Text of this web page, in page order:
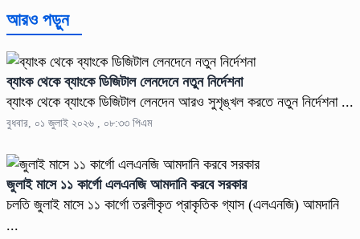
আরও পড়ুন
ব্যাংক থেকে ব্যাংকে ডিজিটাল লেনদেনে নতুন নির্দেশনা
ব্যাংক থেকে ব্যাংকে ডিজিটাল লেনদেন আরও সুশৃঙ্খল করতে নতুন নির্দেশনা ...
বুধবার, ০১ জুলাই ২০২৬ , ০৮:৩৩ পিএম
জুলাই মাসে ১১ কার্গো এলএনজি আমদানি করবে সরকার
চলতি জুলাই মাসে ১১ কার্গো তরলীকৃত প্রাকৃতিক গ্যাস (এলএনজি) আমদানি
...